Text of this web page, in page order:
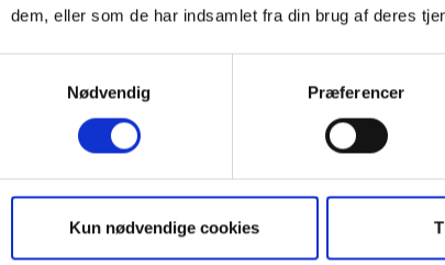
dem, eller som de har indsamlet fra din brug af deres
Nødvendig
Præferencer
Kun nødvendige cookies
16 pers.
Hvilken
Vælg mellem
Vi er dog også altid klar til at